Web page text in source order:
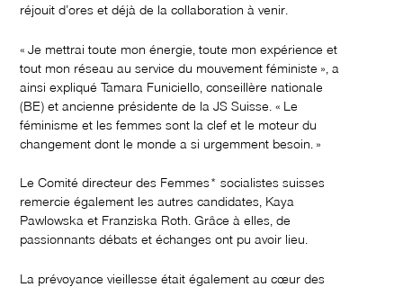
réjouit d’ores et déjà de la collaboration à venir.
« Je mettrai toute mon énergie, toute mon expérience et
tout mon réseau au service du mouvement féministe », a
ainsi expliqué Tamara Funiciello, conseillère nationale
(BE) et ancienne présidente de la JS Suisse. « Le
féminisme et les femmes sont la clef et le moteur du
changement dont le monde a si urgemment besoin. »
Le Comité directeur des Femmes* socialistes suisses
remercie également les autres candidates, Kaya
Pawlowska et Franziska Roth. Grâce à elles, de
passionnants débats et échanges ont pu avoir lieu.
La prévoyance vieillesse était également au cœur des